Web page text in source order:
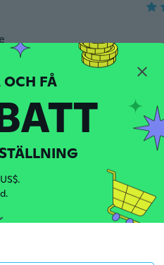
outros que ainda não chegou
PRENUMERERA OCH FÅ